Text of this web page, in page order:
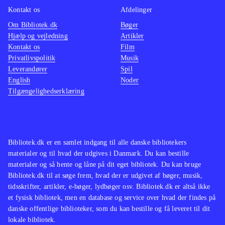
titler i serien, men med de nævnte
forbedringer og justeringer, er det
kun Fifa 12 der står mål
Et komplekst, men flot fodboldspil,
der er til den kræsne fodbold fan
Bibliotek.dk er en samlet indgang til alle danske bibliotekers
materialer og til hvad der udgives i Danmark. Du kan bestille
materialer og så hente og låne på dit eget bibliotek. Du kan bruge
Bibliotek.dk til at søge frem, hvad der er udgivet af bøger, musik,
tidsskrifter, artikler, e-bøger, lydbøger osv. Bibliotek.dk er altså ikke
et fysisk bibliotek, men en database og service over hvad der findes på
danske offentlige biblioteker, som du kan bestille og få leveret til dit
lokale bibliotek.
Kontakt os
Om Bibliotek.dk
Hjælp og vejledning
Kontakt os
Privatlivspolitik
Leverandører
English
Tilgængelighedserklæring
Afdelinger
Bøger
Artikler
Film
Musik
Spil
Noder